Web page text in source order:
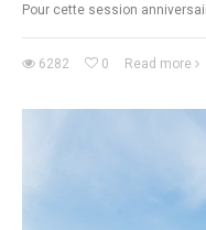
Pour cette session
6282 0 Read more